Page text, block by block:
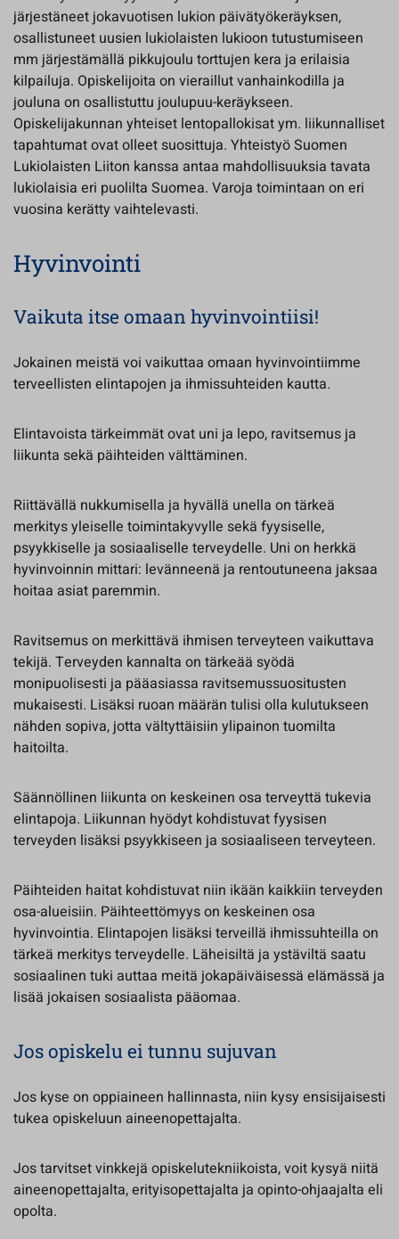
järjestäneet jokavuotisen lukion päivätyökeräyksen,
osallistuneet uusien lukiolaisten lukioon tutustumiseen
mm järjestämällä pikkujoulu torttujen kera ja erilaisia
kilpailuja. Opiskelijoita on vieraillut vanhainkodilla ja
jouluna on osallistuttu joulupuu-keräykseen.
Opiskelijakunnan yhteiset lentopallokisat ym. liikunnalliset
tapahtumat ovat olleet suosittuja. Yhteistyö Suomen
Lukiolaisten Liiton kanssa antaa mahdollisuuksia tavata
lukiolaisia eri puolilta Suomea. Varoja toimintaan on eri
vuosina kerätty vaihtelevasti.
Hyvinvointi
Vaikuta itse omaan hyvinvointiisi!
Jokainen meistä voi vaikuttaa omaan hyvinvointiimme
terveellisten elintapojen ja ihmissuhteiden kautta.
Elintavoista tärkeimmät ovat uni ja lepo, ravitsemus ja
liikunta sekä päihteiden välttäminen.
Riittävällä nukkumisella ja hyvällä unella on tärkeä
merkitys yleiselle toimintakyvylle sekä fyysiselle,
psyykkiselle ja sosiaaliselle terveydelle. Uni on herkkä
hyvinvoinnin mittari: levänneenä ja rentoutuneena jaksaa
hoitaa asiat paremmin.
Ravitsemus on merkittävä ihmisen terveyteen vaikuttava
tekijä. Terveyden kannalta on tärkeää syödä
monipuolisesti ja pääasiassa ravitsemussuositusten
mukaisesti. Lisäksi ruoan määrän tulisi olla kulutukseen
nähden sopiva, jotta vältyttäisiin ylipainon tuomilta
haitoilta.
Säännöllinen liikunta on keskeinen osa terveyttä tukevia
elintapoja. Liikunnan hyödyt kohdistuvat fyysisen
terveyden lisäksi psyykkiseen ja sosiaaliseen terveyteen.
Päihteiden haitat kohdistuvat niin ikään kaikkiin terveyden
osa-alueisiin. Päihteettömyys on keskeinen osa
hyvinvointia. Elintapojen lisäksi terveillä ihmissuhteilla on
tärkeä merkitys terveydelle. Läheisiltä ja ystäviltä saatu
sosiaalinen tuki auttaa meitä jokapäiväisessä elämässä ja
lisää jokaisen sosiaalista pääomaa.
Jos opiskelu ei tunnu sujuvan
Jos kyse on oppiaineen hallinnasta, niin kysy ensisijaisesti
tukea opiskeluun aineenopettajalta.
Jos tarvitset vinkkejä opiskelutekniikoista, voit kysyä niitä
aineenopettajalta, erityisopettajalta ja opinto-ohjaajalta eli
opolta.